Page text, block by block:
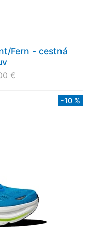
Fern - cestná
€
-10 %